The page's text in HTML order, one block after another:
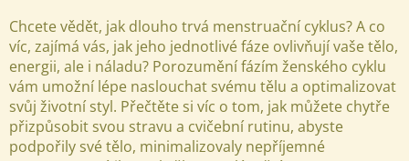
Chcete vědět, jak dlouho trvá menstruační cyklus? A co
víc, zajímá vás, jak jeho jednotlivé fáze ovlivňují vaše tělo,
energii, ale i náladu? Porozumění fázím ženského cyklu
vám umožní lépe naslouchat svému tělu a optimalizovat
svůj životní styl. Přečtěte si víc o tom, jak můžete chytře
přizpůsobit svou stravu a cvičební rutinu, abyste
podpořily své tělo, minimalizovaly nepříjemné